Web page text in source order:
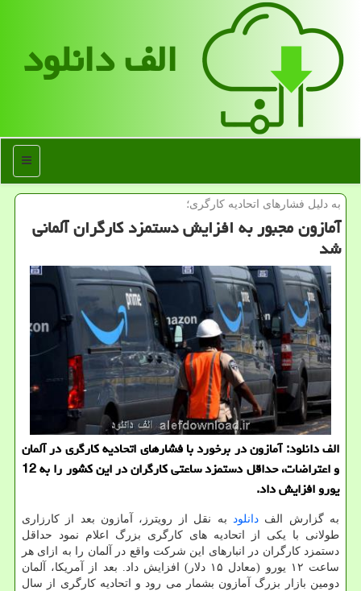
الف دانلود
منو
به دلیل فشارهای اتحادیه كارگری؛
آمازون مجبور به افزایش دستمزد كارگران آلمانی
شد
الف دانلود: آمازون در برخورد با فشارهای اتحادیه کارگری در آلمان
و اعتراضات، حداقل دستمزد ساعتی کارگران در این کشور را به 12
یورو افزایش داد.
به گزارش الفدانلود به نقل از رویترز، آمازون بعد از کارزاری
طولانی با یکی از اتحادیه های کارگری بزرگ اعلام نمود حداقل
دستمزد کارگران در انبارهای این شرکت واقع در آلمان را به ازای هر
ساعت ۱۲ یورو (معادل ۱۵ دلار) افزایش داد. بعد از آمریکا، آلمان
دومین بازار بزرگ آمازون بشمار می رود و اتحادیه کارگری از سال